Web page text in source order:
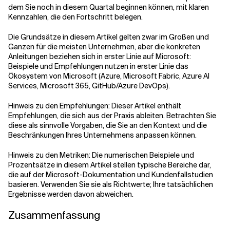
dem Sie noch in diesem Quartal beginnen können, mit klaren
Kennzahlen, die den Fortschritt belegen.
Die Grundsätze in diesem Artikel gelten zwar im Großen und
Ganzen für die meisten Unternehmen, aber die konkreten
Anleitungen beziehen sich in erster Linie auf Microsoft:
Beispiele und Empfehlungen nutzen in erster Linie das
Ökosystem von Microsoft (Azure, Microsoft Fabric, Azure AI
Services, Microsoft 365, GitHub/Azure DevOps).
Hinweis zu den Empfehlungen: Dieser Artikel enthält
Empfehlungen, die sich aus der Praxis ableiten. Betrachten Sie
diese als sinnvolle Vorgaben, die Sie an den Kontext und die
Beschränkungen Ihres Unternehmens anpassen können.
Hinweis zu den Metriken: Die numerischen Beispiele und
Prozentsätze in diesem Artikel stellen typische Bereiche dar,
die auf der Microsoft-Dokumentation und Kundenfallstudien
basieren. Verwenden Sie sie als Richtwerte; Ihre tatsächlichen
Ergebnisse werden davon abweichen.
Zusammenfassung